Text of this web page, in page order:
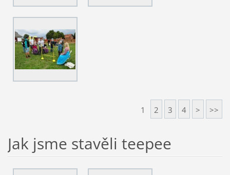
1 2 3 4 > >>
Jak jsme stavěli teepee